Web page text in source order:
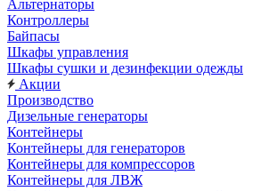
Альтернаторы
Контроллеры
Байпасы
Шкафы управления
Шкафы сушки и дезинфекции одежды
Акции
Производство
Дизельные генераторы
Контейнеры
Контейнеры для генераторов
Контейнеры для компрессоров
Контейнеры для ЛВЖ